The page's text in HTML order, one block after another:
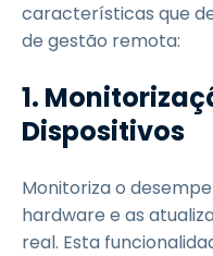
características que
de gestão remota:
1.
Dispositivos
Monitoriza o
hardware e as
real. Esta